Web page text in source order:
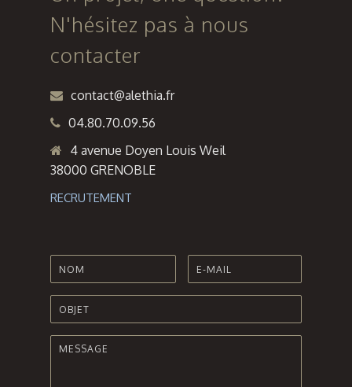
Marseille
N'hésitez pas à nous
contacter
contact@alethia.fr
04.80.70.09.56
4 avenue Doyen Louis Weil
38000 GRENOBLE
RECRUTEMENT